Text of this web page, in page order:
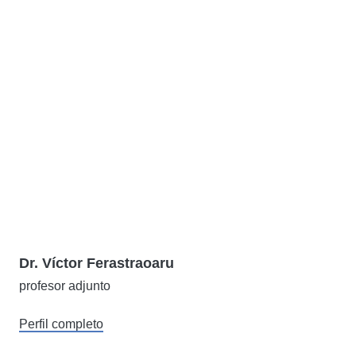
Dr. Víctor Ferastraoaru
profesor adjunto
Perfil completo